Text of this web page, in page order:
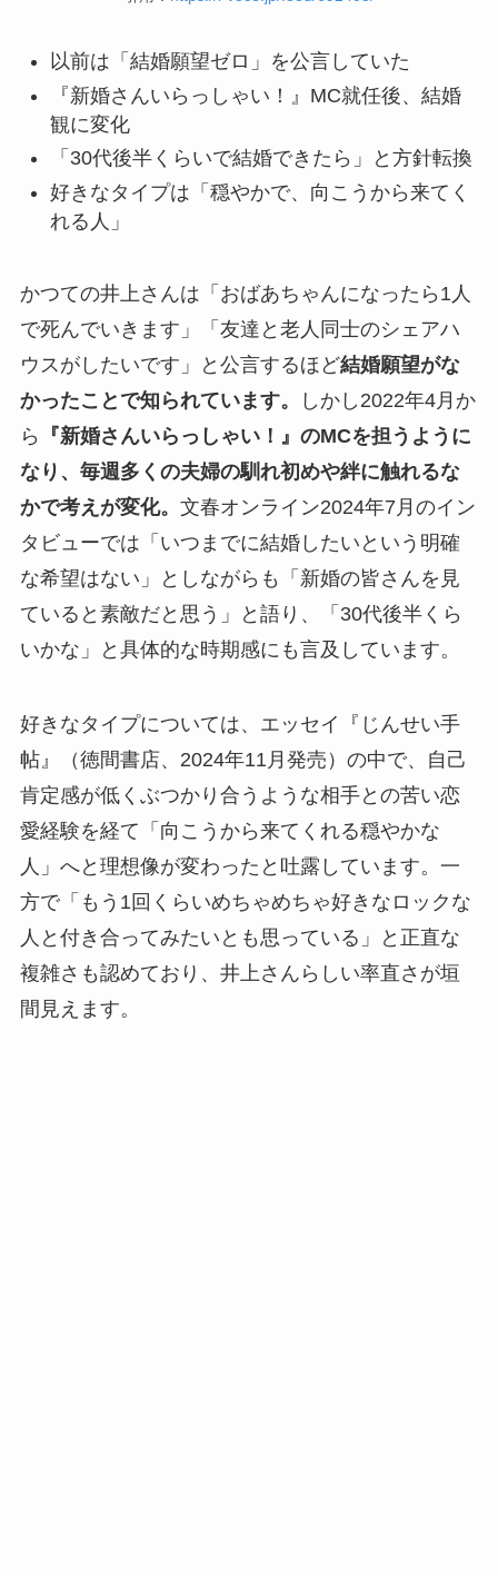
以前は「結婚願望ゼロ」を公言していた
『新婚さんいらっしゃい！』MC就任後、結婚
観に変化
「30代後半くらいで結婚できたら」と方針転換
好きなタイプは「穏やかで、向こうから来てく
れる人」
かつての井上さんは「おばあちゃんになったら1人
で死んでいきます」「友達と老人同士のシェアハ
ウスがしたいです」と公言するほど結婚願望がな
かったことで知られています。
しかし2022年4月か
ら
『新婚さんいらっしゃい！』のMCを担うように
なり、毎週多くの夫婦の馴れ初めや絆に触れるな
かで考えが変化。 文春オンライン2024年7月のイン
タビューでは「いつまでに結婚したいという明確
な希望はない」としながらも「新婚の皆さんを見
ていると素敵だと思う」と語り、「30代後半くら
いかな」と具体的な時期感にも言及しています。
好きなタイプについては、エッセイ『じんせい手
帖』（徳間書店、2024年11月発売）の中で、自己
肯定感が低くぶつかり合うような相手との苦い恋
愛経験を経て「向こうから来てくれる穏やかな
人」へと理想像が変わったと吐露しています。一
方で「もう1回くらいめちゃめちゃ好きなロックな
人と付き合ってみたいとも思っている」と正直な
複雑さも認めており、井上さんらしい率直さが垣
間見えます。